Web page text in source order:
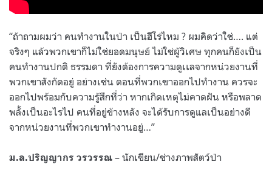
“ถ้าถามผมว่า คนทำงานในป่า เป็นฮีโร่ไหม ? ผมคิดว่าใช่…. แต่
จริงๆ แล้วพวกเขาก็ไม่ใช่ยอดมนุษย์ ไม่ใช่ผู้วิเศษ ทุกคนก็ยังเป็น
คนทำงานปกติ ธรรมดา ที่ยังต้องการความดูเเลจากหน่วยงานที่
พวกเขาสังกัดอยู่ อย่างเช่น ตอนที่พวกเขาออกไปทำงาน ควรจะ
ออกไปพร้อมกับความรู้สึกที่ว่า หากเกิดเหตุไม่คาดฝัน หรือพลาด
พลั้งเป็นอะไรไป คนที่อยู่ข้างหลัง จะได้รับการดูแลเป็นอย่างดี
จากหน่วยงานที่พวกเขาทำงานอยู่…”
ม.ล.ปริญญากร วรวรรณ – นักเขียน/ช่างภาพสัตว์ป่า